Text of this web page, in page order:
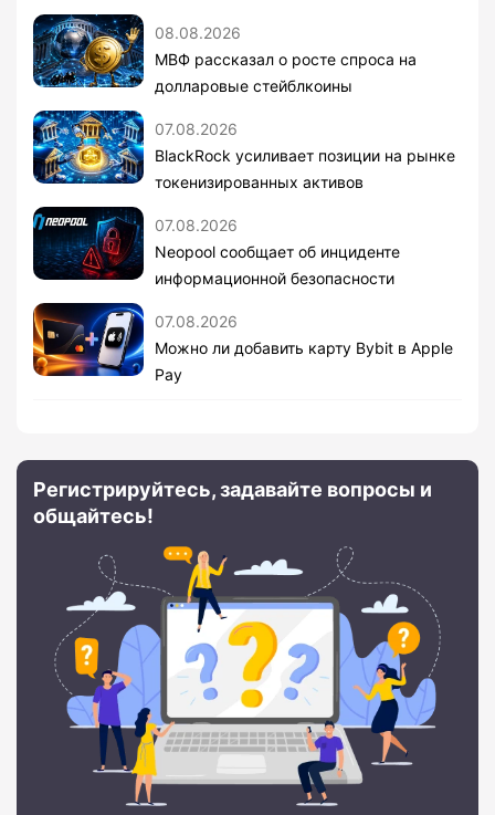
08.08.2026
МВФ рассказал о росте спроса на
долларовые стейблкоины
07.08.2026
BlackRock усиливает позиции на рынке
токенизированных активов
07.08.2026
Neopool сообщает об инциденте
информационной безопасности
07.08.2026
Можно ли добавить карту Bybit в Apple
Pay
Регистрируйтесь, задавайте вопросы и
общайтесь!